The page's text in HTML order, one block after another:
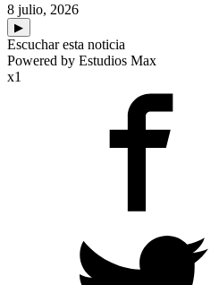
8 julio, 2026
▶
Escuchar esta noticia
Powered by Estudios Max
x1